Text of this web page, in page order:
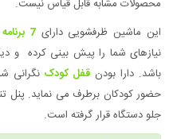
محصولات مشابه قابل قیاس نیست.
این ماشین ظرفشویی دارای7 برنامه
نیازهای شما را پیش بینی کرده و
باشد. دارا بودن قفل کودک نگرانی
حضور کودکان برطرف می نماید. پنل
جلو دستگاه قرار گرفته است.